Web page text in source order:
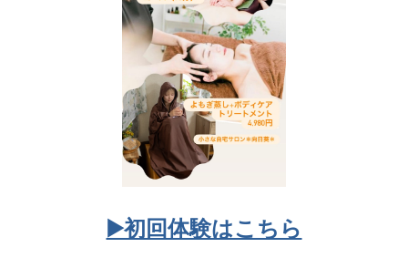
▶️初回体験はこちら